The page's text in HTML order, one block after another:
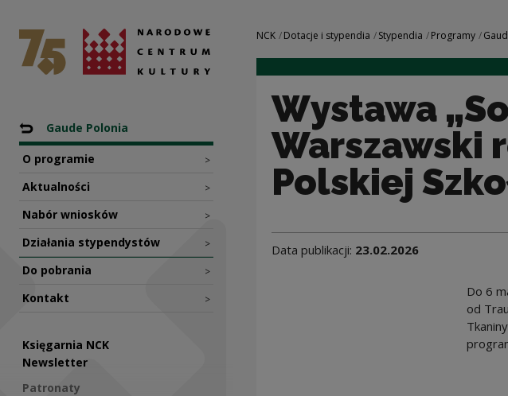
Wystawa „Soft power.
Narodowe Centrum Kultury
Nawigacja
Powrót do: Programy
Gaude Polonia
O programie >
Aktualności >
Nabór wniosków >
Działania stypendystów >
Do pobrania >
Kontakt >
Księgarnia NCK
Newsletter
Patronaty
Nawigacja
NCK Dotacje i stypendia Stypendia Programy
Wystawa
Warszawski
Polskiej
Data publikacji: 23.02.2026
Do 6
od